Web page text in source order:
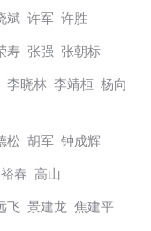
斌 许军 许胜
寿 张强 张朝标
晓林 李靖桓 杨向
松 胡军 钟成辉
春 高山
飞 景建龙 焦建平